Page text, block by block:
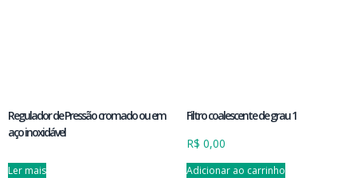
Regulador de Pressão cromado ou em
aço inoxidável
Ler mais
Filtro coalescente de grau 1
R$ 0,00
Adicionar ao carrinho